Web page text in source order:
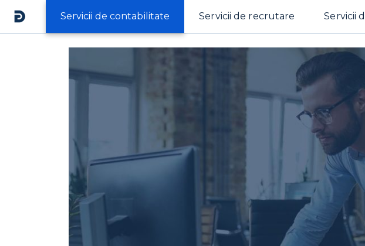
Servicii de contabilitate Servicii de recrutare Servicii